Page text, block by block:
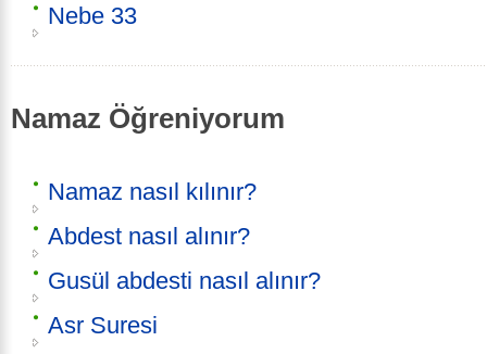
Nebe 33
Namaz Öğreniyorum
Namaz nasıl kılınır?
Abdest nasıl alınır?
Gusül abdesti nasıl alınır?
Asr Suresi